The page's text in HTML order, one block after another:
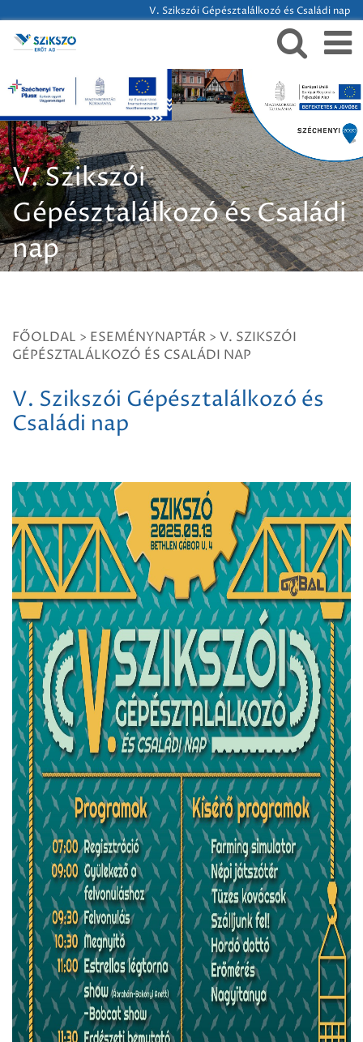
V. Szikszói Gépésztalálkozó és Családi nap
V. Szikszói
Gépésztalálkozó és Családi
nap
FŐOLDAL > ESEMÉNYNAPTÁR > V. SZIKSZÓI
GÉPÉSZTALÁLKOZÓ ÉS CSALÁDI NAP
V. Szikszói Gépésztalálkozó és
Családi nap